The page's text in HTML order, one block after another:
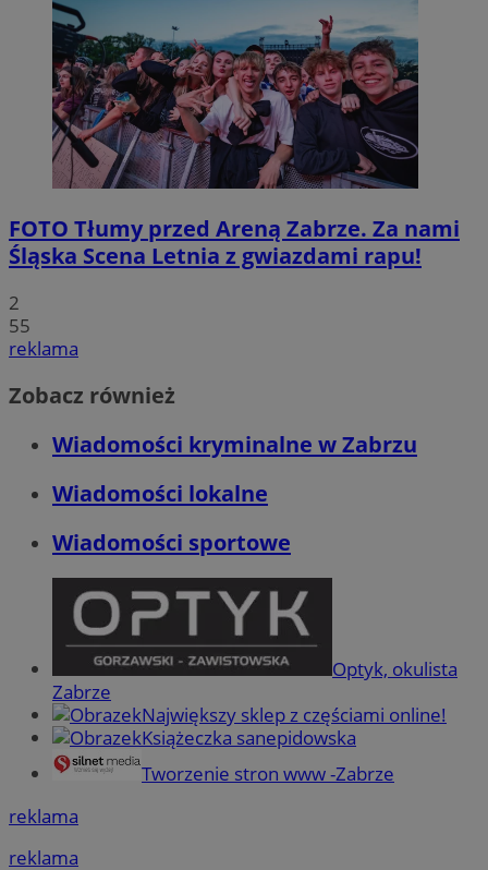
FOTO Tłumy przed Areną Zabrze. Za nami
Śląska Scena Letnia z gwiazdami rapu!
2
55
reklama
Zobacz również
Wiadomości kryminalne w Zabrzu
Wiadomości lokalne
Wiadomości sportowe
Optyk, okulista
Zabrze
Największy sklep z częściami online!
Książeczka sanepidowska
Tworzenie stron www -Zabrze
reklama
reklama